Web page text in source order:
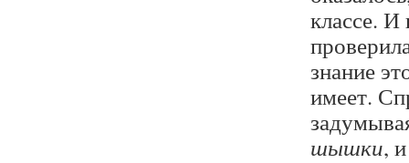
классе.
знание
имеет.
шышки,